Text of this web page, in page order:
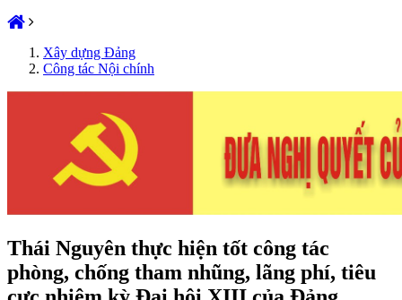
Xây dựng Đảng
Công tác Nội chính
Thái Nguyên thực hiện tốt công tác
phòng, chống tham nhũng, lãng phí, tiêu